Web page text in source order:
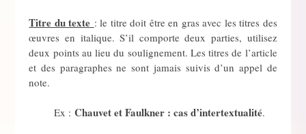
Titre du texte : le titre doit être en gras avec les titres des
œuvres en italique. S’il comporte deux parties, utilisez
deux points au lieu du soulignement. Les titres de l’article
et des paragraphes ne sont jamais suivis d’un appel de
note.
Ex : Chauvet et Faulkner : cas d’intertextualité.